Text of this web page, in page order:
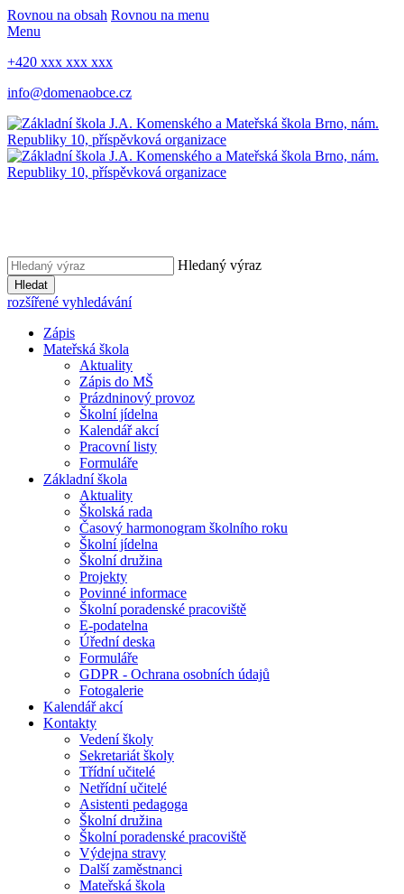
Rovnou na obsah Rovnou na menu
Menu
+420 xxx xxx xxx
info@domenaobce.cz
Hledaný výraz
Hledat
rozšířené vyhledávání
Zápis
Mateřská škola
Aktuality
Zápis do MŠ
Prázdninový provoz
Školní jídelna
Kalendář akcí
Pracovní listy
Formuláře
Základní škola
Aktuality
Školská rada
Časový harmonogram školního roku
Školní jídelna
Školní družina
Projekty
Povinné informace
Školní poradenské pracoviště
E-podatelna
Úřední deska
Formuláře
GDPR - Ochrana osobních údajů
Fotogalerie
Kalendář akcí
Kontakty
Vedení školy
Sekretariát školy
Třídní učitelé
Netřídní učitelé
Asistenti pedagoga
Školní družina
Školní poradenské pracoviště
Výdejna stravy
Další zaměstnanci
Mateřská škola